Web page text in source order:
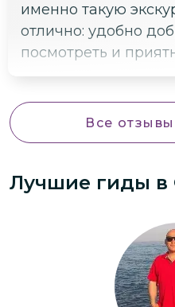
именно такую
отлично: удобно
посмотреть и
Все отзывы
Лучшие гиды в